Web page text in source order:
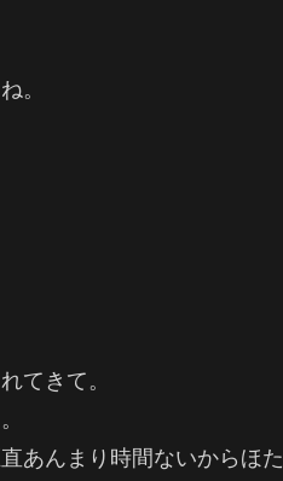
。
てきて。
あんまり時間ないからほた